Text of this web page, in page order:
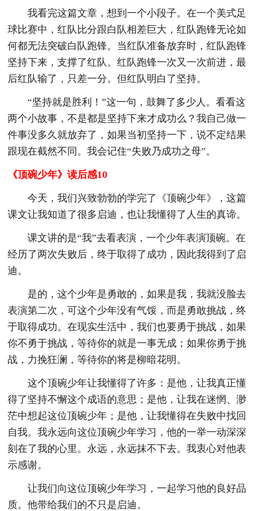
我看完这篇文章，想到一个小段子。在一个美式足
球比赛中，红队比分跟白队相差巨大，红队跑锋无论如
何都无法突破白队跑锋。当红队准备放弃时，红队跑锋
坚持下来，支撑了红队。红队跑锋一次又一次前进，最
后红队输了，只差一分。但红队明白了坚持。
“坚持就是胜利！”这一句，鼓舞了多少人。看看这
两个小故事，不是都是坚持下来才成功么？我自己做一
件事没多久就放弃了，如果当初坚持一下，说不定结果
跟现在截然不同。我会记住“失败乃成功之母”。
《顶碗少年》读后感10
今天，我们兴致勃勃的学完了《顶碗少年》，这篇
课文让我知道了很多启迪，也让我懂得了人生的真谛。
课文讲的是“我”去看表演，一个少年表演顶碗。在
经历了两次失败后，终于取得了成功，因此我得到了启
迪。
是的，这个少年是勇敢的，如果是我，我就没脸去
表演第二次，可这个少年没有气馁，而是勇敢挑战，终
于取得成功。在现实生活中，我们也要勇于挑战，如果
你不勇于挑战，等待你的就是一事无成；如果你勇于挑
战，力挽狂澜，等待你的将是柳暗花明。
这个顶碗少年让我懂得了许多：是他，让我真正懂
得了坚持不懈这个成语的意思；是他，让我在迷惘、渺
茫中想起这位顶碗少年；是他，让我懂得在失败中找回
自我。我永远向这位顶碗少年学习，他的一举一动深深
刻在了我的心里。永远，永远抹不下去。我衷心对他表
示感谢。
让我们向这位顶碗少年学习，一起学习他的良好品
质。他带给我们的不只是启迪。